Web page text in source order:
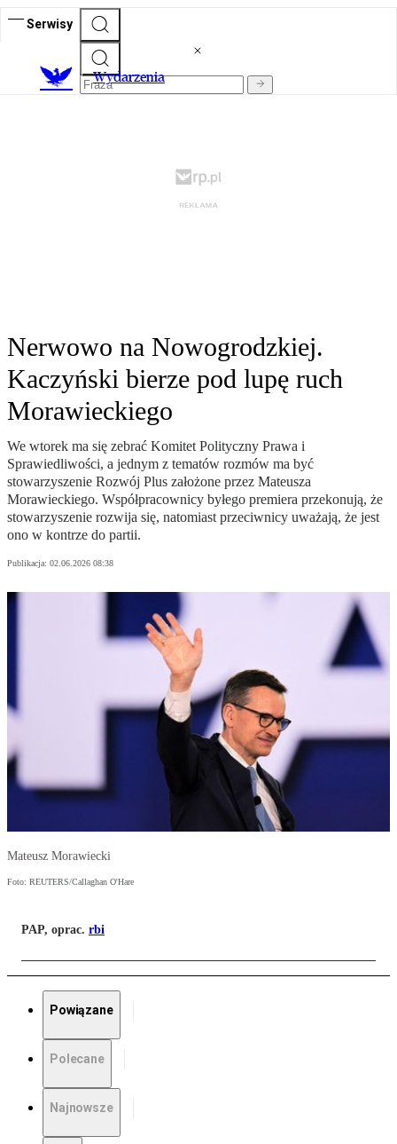
Serwisy
Wydarzenia
Nerwowo na Nowogrodzkiej.
Kaczyński bierze pod lupę ruch
Morawieckiego
We wtorek ma się zebrać Komitet Polityczny Prawa i
Sprawiedliwości, a jednym z tematów rozmów ma być
stowarzyszenie Rozwój Plus założone przez Mateusza
Morawieckiego. Współpracownicy byłego premiera przekonują, że
stowarzyszenie rozwija się, natomiast przeciwnicy uważają, że jest
ono w kontrze do partii.
Publikacja: 02.06.2026 08:38
Mateusz Morawiecki
Foto: REUTERS/Callaghan O'Hare
PAP, oprac. rbi
Powiązane
Polecane
Najnowsze